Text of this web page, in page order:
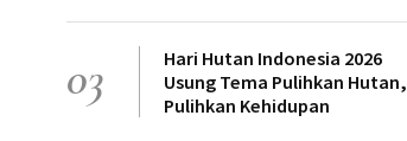
03
Hari Hutan Indonesia 2026
Usung Tema Pulihkan Hutan,
Pulihkan Kehidupan